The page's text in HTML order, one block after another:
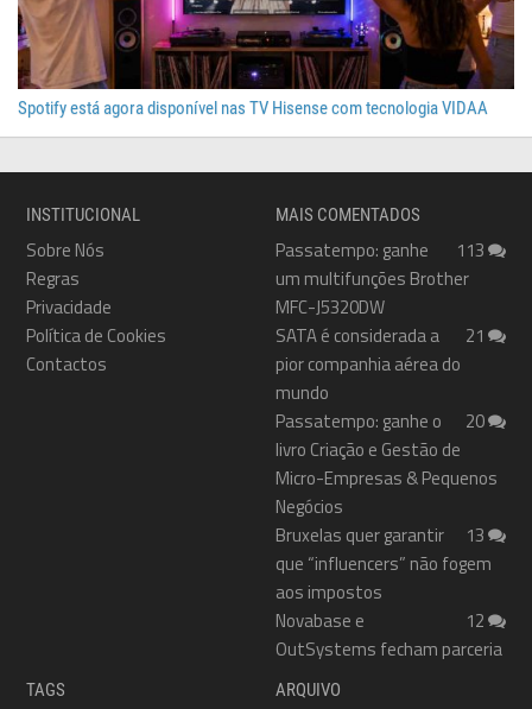
Spotify está agora disponível nas TV Hisense com tecnologia VIDAA
INSTITUCIONAL
Sobre Nós
Regras
Privacidade
Política de Cookies
Contactos
MAIS COMENTADOS
113
Passatempo: ganhe
um multifunções Brother
MFC-J5320DW
21
SATA é considerada a
pior companhia aérea do
mundo
20
Passatempo: ganhe o
livro Criação e Gestão de
Micro-Empresas & Pequenos
Negócios
13
Bruxelas quer garantir
que “influencers” não fogem
aos impostos
12
Novabase e
OutSystems fecham parceria
TAGS ARQUIVO